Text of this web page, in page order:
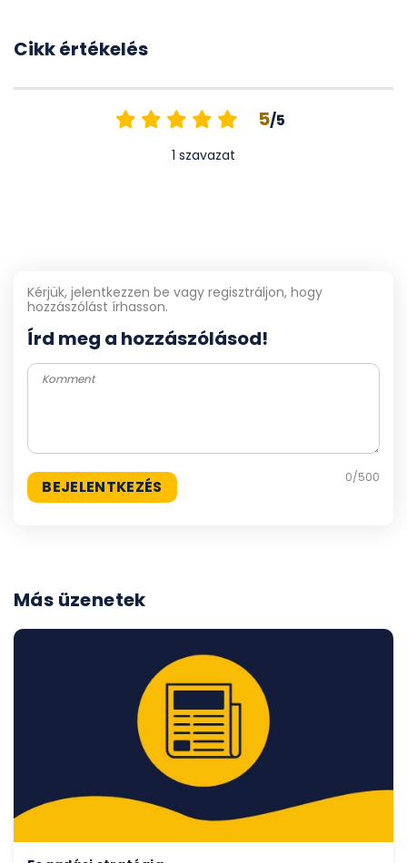
Cikk értékelés
5/5
1 szavazat
Írd meg a hozzászólásod!
Kérjük, jelentkezzen be vagy regisztráljon, hogy
hozzászólást írhasson.
0/500
Más üzenetek